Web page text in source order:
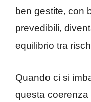
ben gestite, con
prevedibili,
equilibrio tra
Quando ci si
questa